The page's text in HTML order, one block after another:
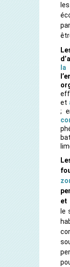
et
;
et
le